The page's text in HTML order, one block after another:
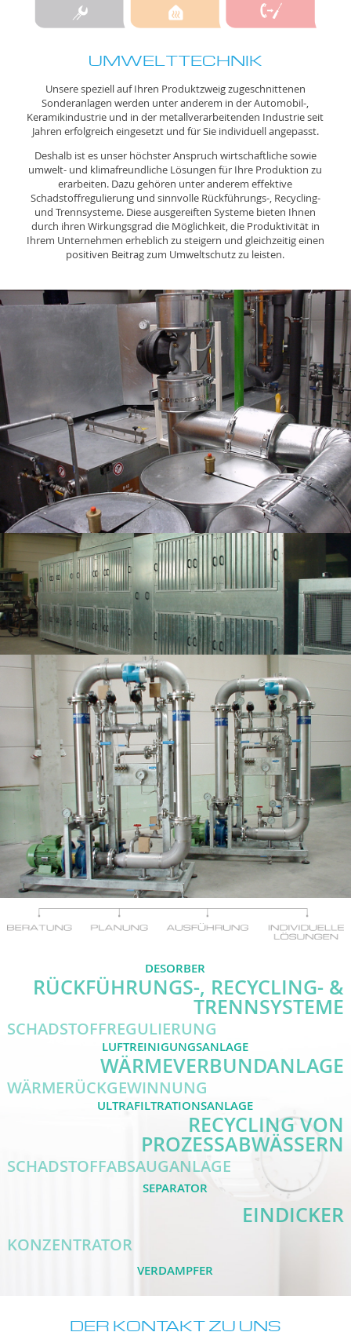
UMWELTTECHNIK
Unsere speziell auf Ihren Produktzweig zugeschnittenen
Sonderanlagen werden unter anderem in der Automobil-,
Keramikindustrie und in der metallverarbeitenden Industrie seit
Jahren erfolgreich eingesetzt und für Sie individuell angepasst.
Deshalb ist es unser höchster Anspruch wirtschaftliche sowie
umwelt- und klimafreundliche Lösungen für Ihre Produktion zu
erarbeiten. Dazu gehören unter anderem effektive
Schadstoffregulierung und sinnvolle Rückführungs-, Recycling-
und Trennsysteme. Diese ausgereiften Systeme bieten Ihnen
durch ihren Wirkungsgrad die Möglichkeit, die Produktivität in
Ihrem Unternehmen erheblich zu steigern und gleichzeitig einen
positiven Beitrag zum Umweltschutz zu leisten.
DESORBER
RÜCKFÜHRUNGS-, RECYCLING- &
TRENNSYSTEME
SCHADSTOFFREGULIERUNG
LUFTREINIGUNGSANLAGE
WÄRMEVERBUNDANLAGE
WÄRMERÜCKGEWINNUNG
ULTRAFILTRATIONSANLAGE
RECYCLING VON
PROZESSABWÄSSERN
SCHADSTOFFABSAUGANLAGE
SEPARATOR
EINDICKER
KONZENTRATOR
VERDAMPFER
DER KONTAKT ZU UNS